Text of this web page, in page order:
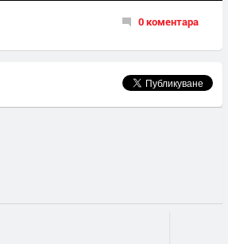
0 коментара